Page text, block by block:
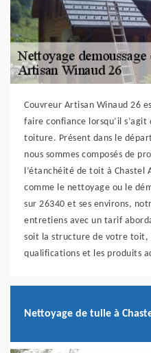
Couvreur Artisan Winaud 26
faire confiance lorsqu’il
toiture. Présent dans le
nous sommes composés de
l’étanchéité de toit à Chastel
comme le nettoyage ou le
sur 26340 et ses environs,
entretiens avec un tarif
soit la structure de votre toit,
qualifications et les produits
Nettoyage de tuile à